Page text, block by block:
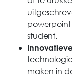
powerpoint
student.
maken in